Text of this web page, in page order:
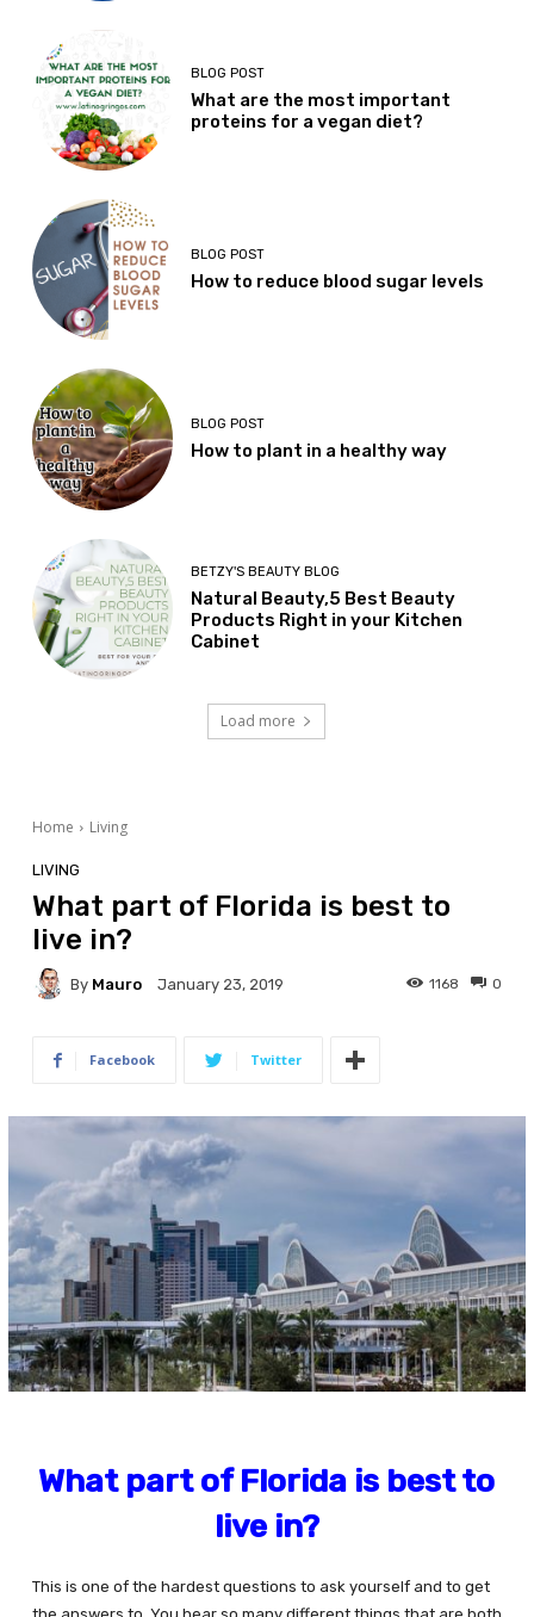
BLOG POST
What are the most important
proteins for a vegan diet?
BLOG POST
How to reduce blood sugar levels
BLOG POST
How to plant in a healthy way
BETZY'S BEAUTY BLOG
Natural Beauty,5 Best Beauty
Products Right in your Kitchen
Cabinet
Load more